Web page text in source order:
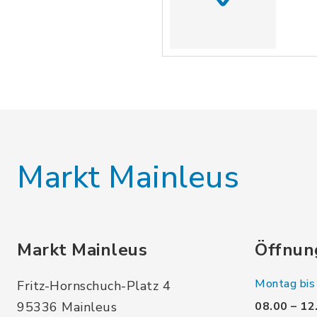
Markt Mainleus
Markt Mainleus
Fritz-Hornschuch-Platz 4
95336 Mainleus
Montag
08.00 –